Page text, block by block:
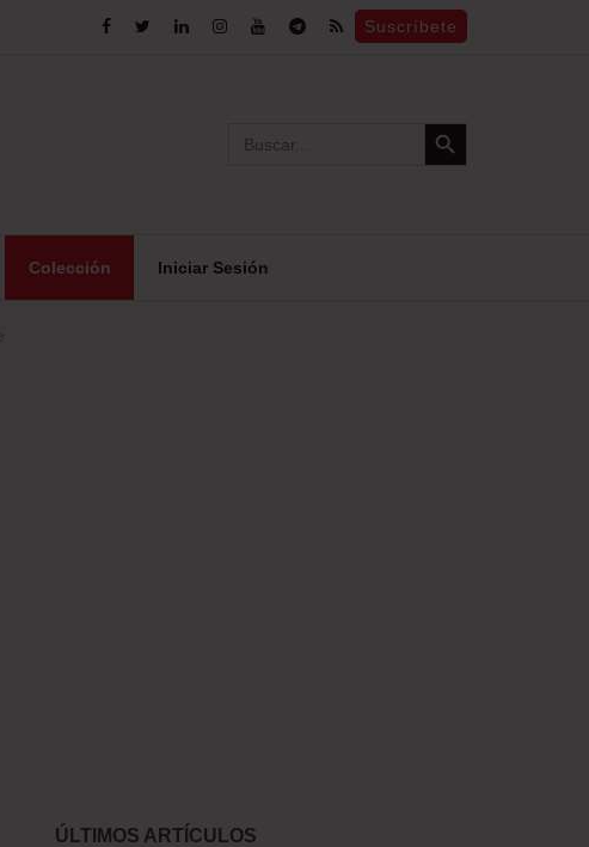
Suscríbete
for:
Search Button
Colección Iniciar Sesión
ÚLTIMOS ARTÍCULOS